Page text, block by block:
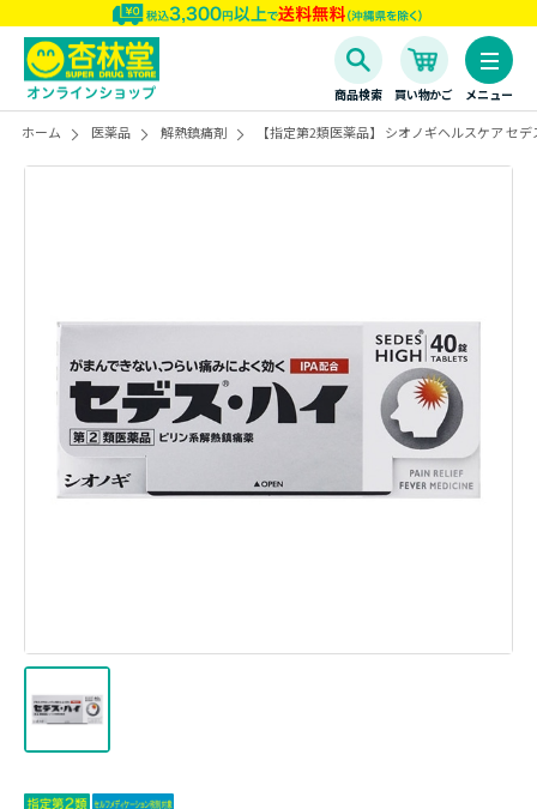
商品検索 買い物かご メニュー
ホーム 医薬品 解熱鎮痛剤 【指定第2類医薬品】 シオノギヘルスケア セ